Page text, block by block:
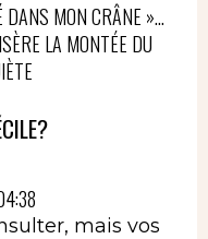
DANS MON CRÂNE »…
LA MONTÉE DU
mais vos